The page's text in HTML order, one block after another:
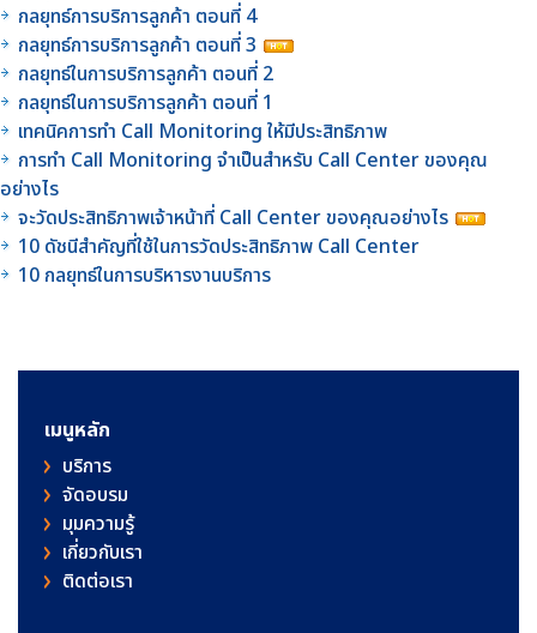
กลยุทธ์การบริการลูกค้า ตอนที่ 4
กลยุทธ์การบริการลูกค้า ตอนที่ 3
กลยุทธ์ในการบริการลูกค้า ตอนที่ 2
กลยุทธ์ในการบริการลูกค้า ตอนที่ 1
เทคนิคการทำ Call Monitoring ให้มีประสิทธิภาพ
การทำ Call Monitoring จำเป็นสำหรับ Call Center ของคุณ
อย่างไร
จะวัดประสิทธิภาพเจ้าหน้าที่ Call Center ของคุณอย่างไร
10 ดัชนีสำคัญที่ใช้ในการวัดประสิทธิภาพ Call Center
10 กลยุทธ์ในการบริหารงานบริการ
เมนูหลัก
บริการ
จัดอบรม
มุมความรู้
เกี่ยวกับเรา
ติดต่อเรา